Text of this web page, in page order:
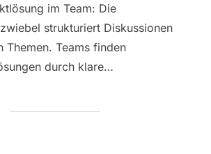
im Team: Die
strukturiert Diskussionen
Themen. Teams finden
durch klare…